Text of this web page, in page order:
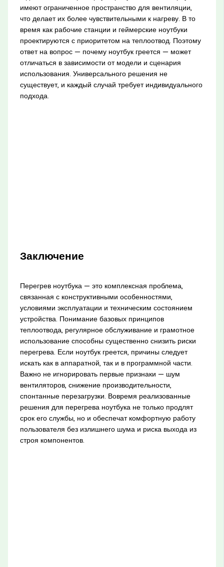
имеют ограниченное пространство для вентиляции,
что делает их более чувствительными к нагреву. В то
время как рабочие станции и геймерские ноутбуки
проектируются с приоритетом на теплоотвод. Поэтому
ответ на вопрос — почему ноутбук греется — может
отличаться в зависимости от модели и сценария
использования. Универсального решения не
существует, и каждый случай требует индивидуального
подхода.
Заключение
Перегрев ноутбука — это комплексная проблема,
связанная с конструктивными особенностями,
условиями эксплуатации и техническим состоянием
устройства. Понимание базовых принципов
теплоотвода, регулярное обслуживание и грамотное
использование способны существенно снизить риски
перегрева. Если ноутбук греется, причины следует
искать как в аппаратной, так и в программной части.
Важно не игнорировать первые признаки — шум
вентиляторов, снижение производительности,
спонтанные перезагрузки. Вовремя реализованные
решения для перегрева ноутбука не только продлят
срок его службы, но и обеспечат комфортную работу
пользователя без излишнего шума и риска выхода из
строя компонентов.